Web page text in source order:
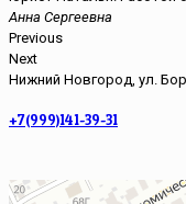
Анна Сергеевна
Previous
Next
Нижний Новгород, ул.
+7(999)141-39-31